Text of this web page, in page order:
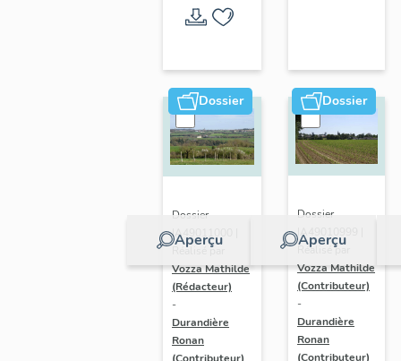
l'opération
Dossier
Aperçu
Dossier
IA49011000 |
Réalisé par
Vozza Mathilde
(Rédacteur)
-
Durandière
Ronan
Dossier
Aperçu
Dossier
IA49010999 |
Réalisé par
Vozza Mathilde
(Contributeur)
-
Durandière
Ronan
(Contributeur)